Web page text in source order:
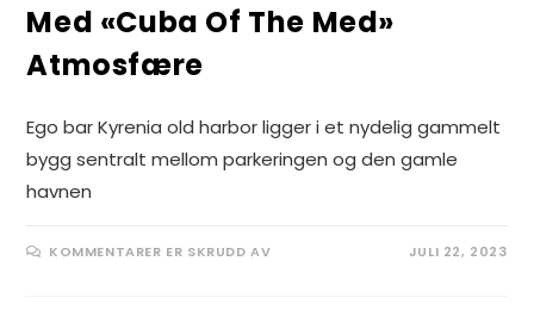
Med «Cuba Of The Med»
Atmosfære
Ego bar Kyrenia old harbor ligger i et nydelig gammelt
bygg sentralt mellom parkeringen og den gamle
havnen
KOMMENTARER ER SKRUDD AVFOR JULI 22, 2023